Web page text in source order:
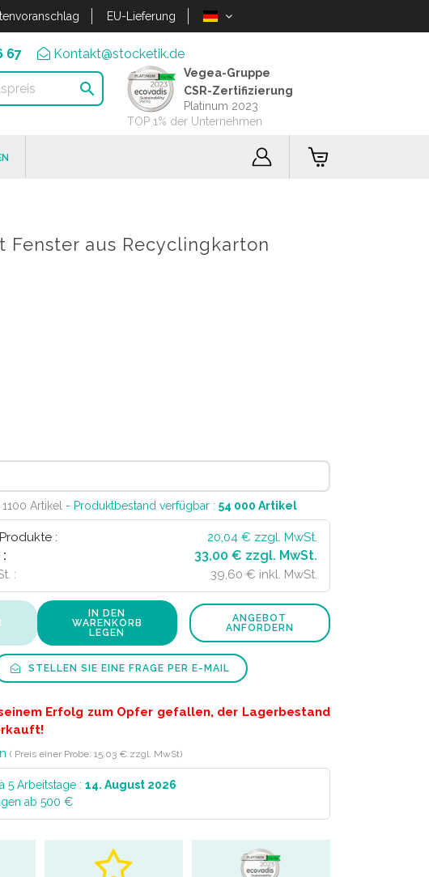
EU-Lieferung
67 Kontakt@stocketik.de

Vegea-Gruppe
CSR-Zertifizierung
Platinum 2023
TOP 1% der Unternehmen
aus Recyclingkarton
Artikel - Produktbestand verfügbar : 54 000 Artikel
: 20,04 € zzgl. MwSt.
33,00 € zzgl. MwSt.
: 39,60 € inkl. MwSt.
IN DEN
WARENKORB
LEGEN
ANGEBOT
ANFORDERN
STELLEN SIE EINE FRAGE PER E-MAIL
Erfolg zum Opfer gefallen, der Lagerbestand
( Preis einer Probe: 15,03 € zzgl. MwSt)
5 Arbeitstage : 14. August 2026
ab 500 €